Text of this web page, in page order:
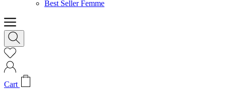
Best Seller Femme
Cart